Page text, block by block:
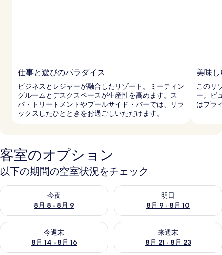
仕事と遊びのパラダイス
ビジネスとレジャーが融合したリゾート。ミーティン
グルームとデスクスペースが生産性を高めます。ス
パ・トリートメントやプールサイド・バーでは、リラ
ックスしたひとときをお過ごしいただけます。
美味
このリ
ー。ビ
はプラ
客室のオプション
以下の期間の空室状況をチェック
今夜
8月 8 - 8月 9
今夜 8月 8 - 8月 9 の空室状況をチェック
明日
8月 9 - 8月 10
明日 8月 9 - 8月 10 の空室状
今週末
8月 14 - 8月 16
今週末 8月 14 - 8月 16 の空室状況をチェック
来週末
8月 21 - 8月 23
来週末 8月 21 - 8月 23 の空室